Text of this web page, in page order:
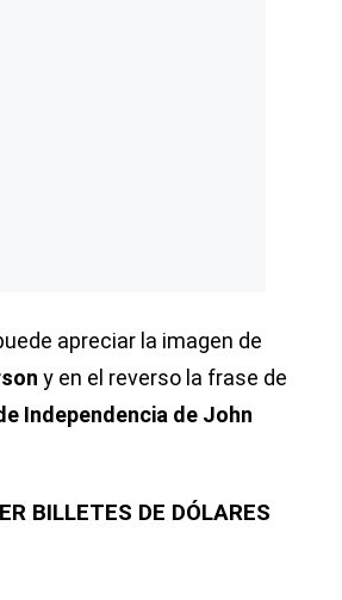
apreciar la imagen de
y en el reverso la frase de
Independencia de John
BILLETES DE DÓLARES